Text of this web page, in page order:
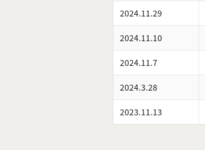
2024.11.29
2024.11.10
2024.11.7
2024.3.28
2023.11.13